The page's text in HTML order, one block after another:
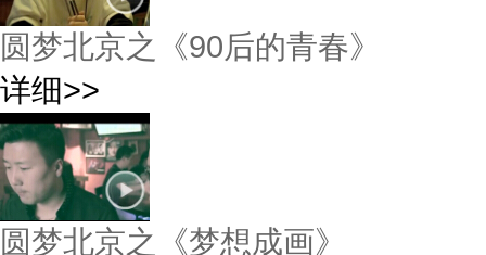
圆梦北京之《90后的青春》
详细>>
圆梦北京之《梦想成画》